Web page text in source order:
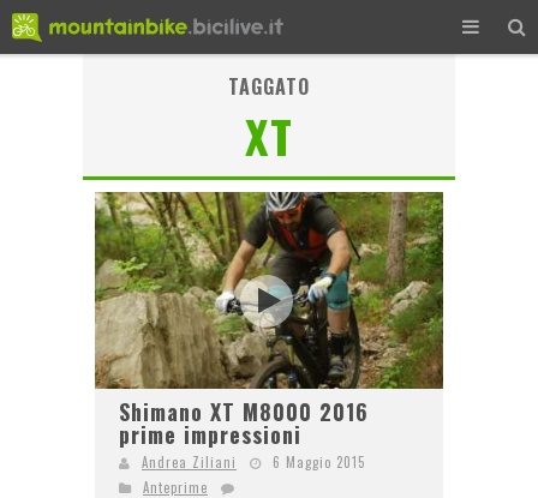
TAGGATO
XT
Shimano XT M8000 2016
prime impressioni
Andrea Ziliani
6 Maggio 2015
Anteprime